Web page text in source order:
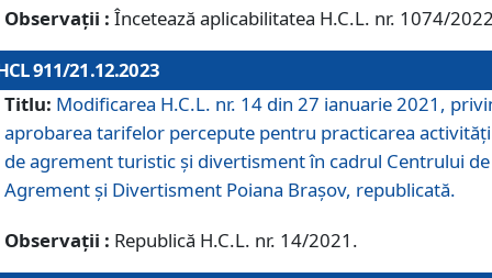
Observații : Încetează aplicabilitatea H.C.L. nr. 1074/
911/21.12.2023
Titlu: Modificarea H.C.L. nr. 14 din 27 ianuarie 2021,
aprobarea tarifelor percepute pentru practicarea
de agrement turistic și divertisment în cadrul Centrului de
Agrement și Divertisment Poiana Brașov, republicată.
Observații : Republică H.C.L. nr. 14/2021.